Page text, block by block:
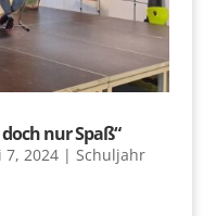
nur Spaß“
7, 2024| Schuljahr